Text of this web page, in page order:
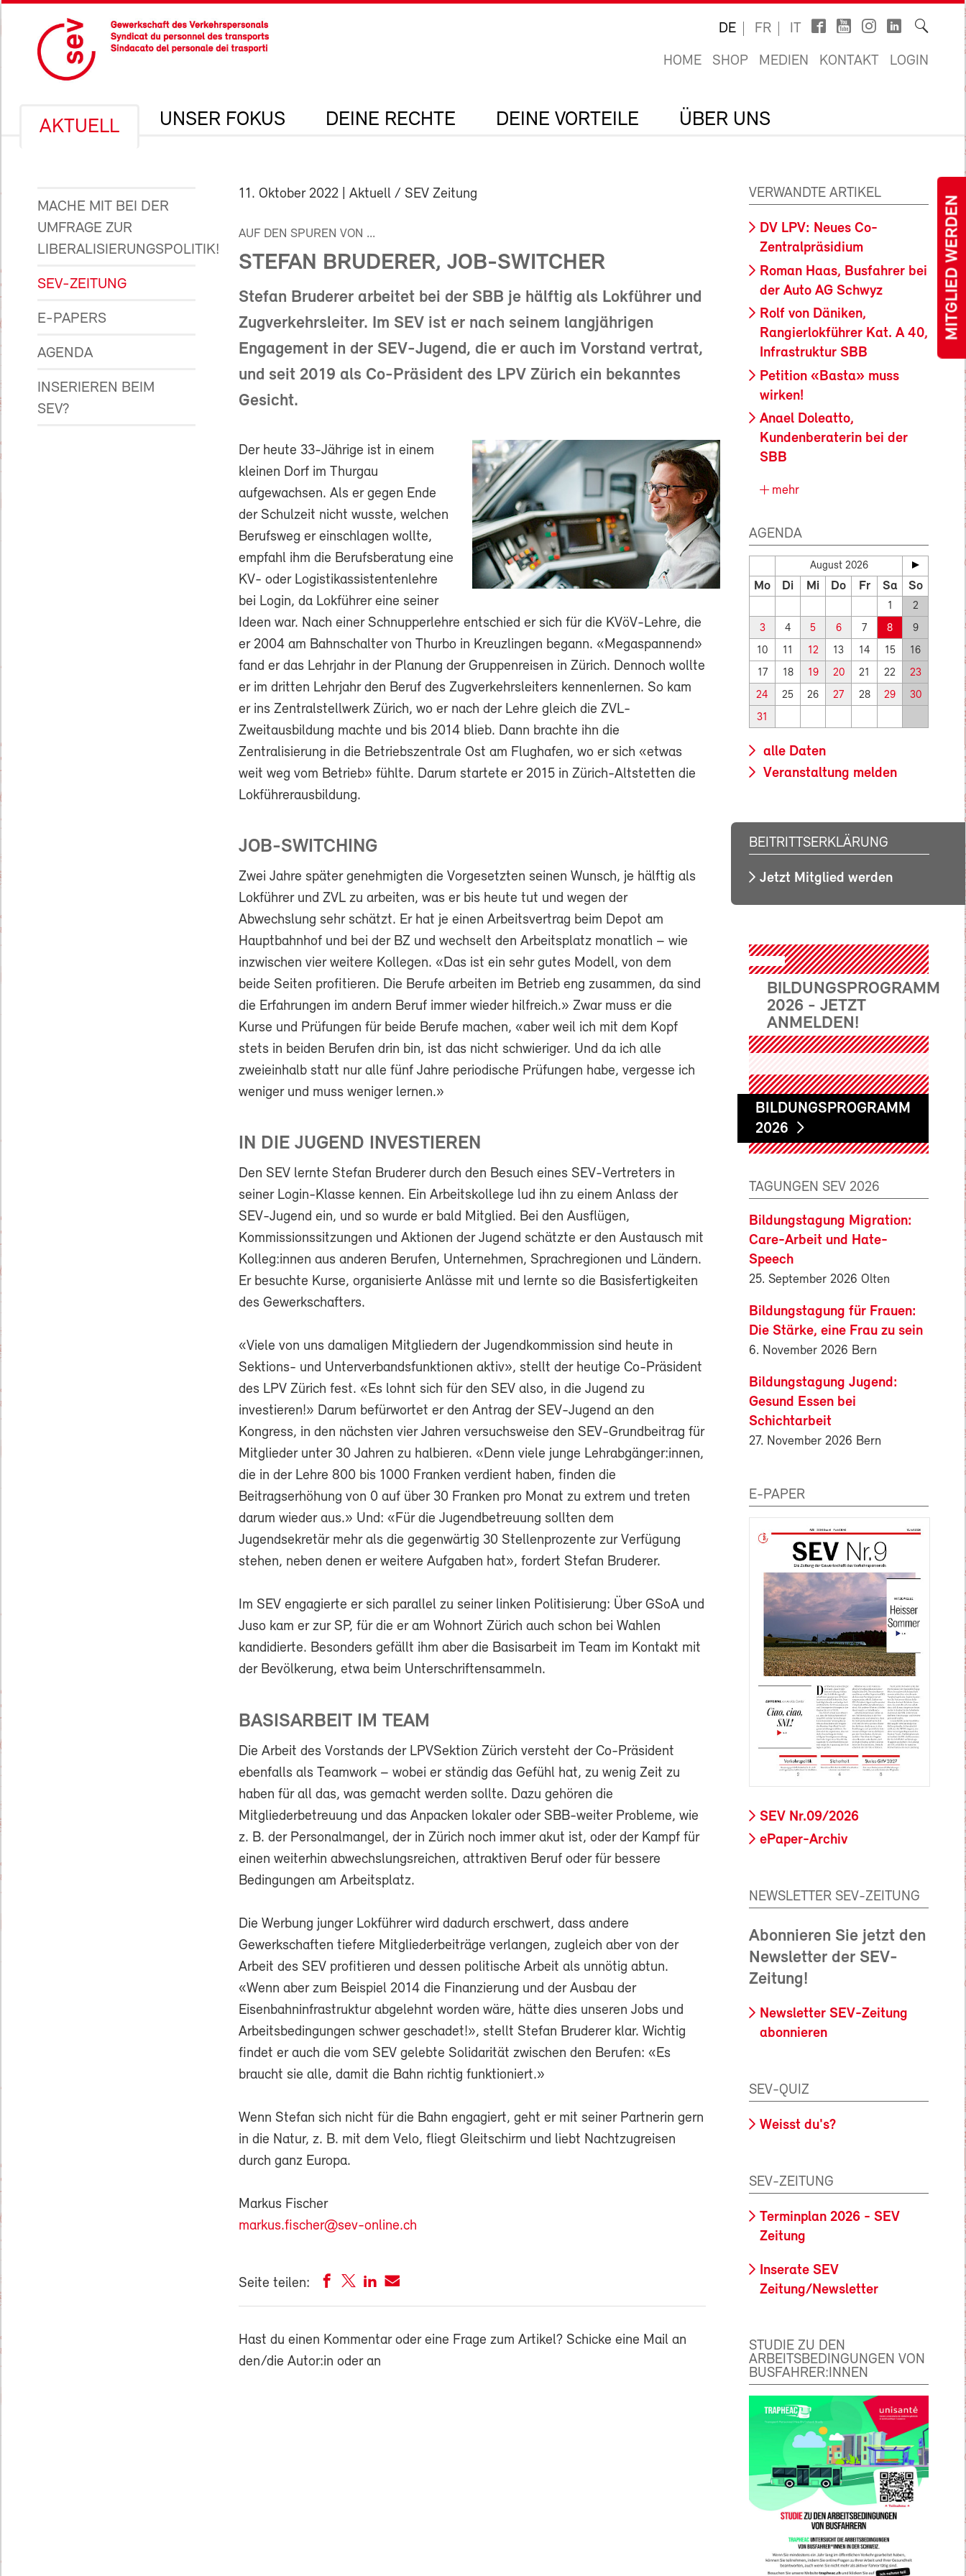
MITGLIED WERDEN
DE FR IT
HOME SHOP MEDIEN KONTAKT LOGIN
AKTUELL UNSER FOKUS DEINE RECHTE DEINE VORTEILE ÜBER UNS
MACHE MIT BEI DER
UMFRAGE ZUR
LIBERALISIERUNGSPOLITIK!
SEV-ZEITUNG
E-PAPERS
AGENDA
INSERIEREN BEIM
SEV?
11. Oktober 2022 | Aktuell / SEV Zeitung
AUF DEN SPUREN VON ...
STEFAN BRUDERER, JOB-SWITCHER
Stefan Bruderer arbeitet bei der SBB je hälftig als Lokführer und
Zugverkehrsleiter. Im SEV ist er nach seinem langjährigen
Engagement in der SEV-Jugend, die er auch im Vorstand vertrat,
und seit 2019 als Co-Präsident des LPV Zürich ein bekanntes
Gesicht.
Der heute 33-Jährige ist in einem
kleinen Dorf im Thurgau
aufgewachsen. Als er gegen Ende
der Schulzeit nicht wusste, welchen
Berufsweg er einschlagen wollte,
empfahl ihm die Berufsberatung eine
KV- oder Logistikassistentenlehre
bei Login, da Lokführer eine seiner
Ideen war. Nach einer Schnupperlehre entschied er sich für die KVöV-Lehre, die
er 2004 am Bahnschalter von Thurbo in Kreuzlingen begann. «Megaspannend»
fand er das Lehrjahr in der Planung der Gruppenreisen in Zürich. Dennoch wollte
er im dritten Lehrjahr den Beruf des Zugverkehrsleiters kennenlernen. So kam
er ins Zentralstellwerk Zürich, wo er nach der Lehre gleich die ZVL-
Zweitausbildung machte und bis 2014 blieb. Dann brachte ihn die
Zentralisierung in die Betriebszentrale Ost am Flughafen, wo er sich «etwas
weit weg vom Betrieb» fühlte. Darum startete er 2015 in Zürich-Altstetten die
Lokführerausbildung.
JOB-SWITCHING
Zwei Jahre später genehmigten die Vorgesetzten seinen Wunsch, je hälftig als
Lokführer und ZVL zu arbeiten, was er bis heute tut und wegen der
Abwechslung sehr schätzt. Er hat je einen Arbeitsvertrag beim Depot am
Hauptbahnhof und bei der BZ und wechselt den Arbeitsplatz monatlich – wie
inzwischen vier weitere Kollegen. «Das ist ein sehr gutes Modell, von dem
beide Seiten profitieren. Die Berufe arbeiten im Betrieb eng zusammen, da sind
die Erfahrungen im andern Beruf immer wieder hilfreich.» Zwar muss er die
Kurse und Prüfungen für beide Berufe machen, «aber weil ich mit dem Kopf
stets in beiden Berufen drin bin, ist das nicht schwieriger. Und da ich alle
zweieinhalb statt nur alle fünf Jahre periodische Prüfungen habe, vergesse ich
weniger und muss weniger lernen.»
IN DIE JUGEND INVESTIEREN
Den SEV lernte Stefan Bruderer durch den Besuch eines SEV-Vertreters in
seiner Login-Klasse kennen. Ein Arbeitskollege lud ihn zu einem Anlass der
SEV-Jugend ein, und so wurde er bald Mitglied. Bei den Ausflügen,
Kommissionssitzungen und Aktionen der Jugend schätzte er den Austausch mit
Kolleg:innen aus anderen Berufen, Unternehmen, Sprachregionen und Ländern.
Er besuchte Kurse, organisierte Anlässe mit und lernte so die Basisfertigkeiten
des Gewerkschafters.
«Viele von uns damaligen Mitgliedern der Jugendkommission sind heute in
Sektions- und Unterverbandsfunktionen aktiv», stellt der heutige Co-Präsident
des LPV Zürich fest. «Es lohnt sich für den SEV also, in die Jugend zu
investieren!» Darum befürwortet er den Antrag der SEV-Jugend an den
Kongress, in den nächsten vier Jahren versuchsweise den SEV-Grundbeitrag für
Mitglieder unter 30 Jahren zu halbieren. «Denn viele junge Lehrabgänger:innen,
die in der Lehre 800 bis 1000 Franken verdient haben, finden die
Beitragserhöhung von 0 auf über 30 Franken pro Monat zu extrem und treten
darum wieder aus.» Und: «Für die Jugendbetreuung sollten dem
Jugendsekretär mehr als die gegenwärtig 30 Stellenprozente zur Verfügung
stehen, neben denen er weitere Aufgaben hat», fordert Stefan Bruderer.
Im SEV engagierte er sich parallel zu seiner linken Politisierung: Über GSoA und
Juso kam er zur SP, für die er am Wohnort Zürich auch schon bei Wahlen
kandidierte. Besonders gefällt ihm aber die Basisarbeit im Team im Kontakt mit
der Bevölkerung, etwa beim Unterschriftensammeln.
BASISARBEIT IM TEAM
Die Arbeit des Vorstands der LPVSektion Zürich versteht der Co-Präsident
ebenfalls als Teamwork – wobei er ständig das Gefühl hat, zu wenig Zeit zu
haben für all das, was gemacht werden sollte. Dazu gehören die
Mitgliederbetreuung und das Anpacken lokaler oder SBB-weiter Probleme, wie
z. B. der Personalmangel, der in Zürich noch immer akut ist, oder der Kampf für
einen weiterhin abwechslungsreichen, attraktiven Beruf oder für bessere
Bedingungen am Arbeitsplatz.
Die Werbung junger Lokführer wird dadurch erschwert, dass andere
Gewerkschaften tiefere Mitgliederbeiträge verlangen, zugleich aber von der
Arbeit des SEV profitieren und dessen politische Arbeit als unnötig abtun.
«Wenn aber zum Beispiel 2014 die Finanzierung und der Ausbau der
Eisenbahninfrastruktur abgelehnt worden wäre, hätte dies unseren Jobs und
Arbeitsbedingungen schwer geschadet!», stellt Stefan Bruderer klar. Wichtig
findet er auch die vom SEV gelebte Solidarität zwischen den Berufen: «Es
braucht sie alle, damit die Bahn richtig funktioniert.»
Wenn Stefan sich nicht für die Bahn engagiert, geht er mit seiner Partnerin gern
in die Natur, z. B. mit dem Velo, fliegt Gleitschirm und liebt Nachtzugreisen
durch ganz Europa.
Markus Fischer
markus.fischer@sev-online.ch
Seite teilen:
Hast du einen Kommentar oder eine Frage zum Artikel? Schicke eine Mail an
den/die Autor:in oder an
VERWANDTE ARTIKEL
DV LPV: Neues Co-
Zentralpräsidium
Roman Haas, Busfahrer bei
der Auto AG Schwyz
Rolf von Däniken,
Rangierlokführer Kat. A 40,
Infrastruktur SBB
Petition «Basta» muss
wirken!
Anael Doleatto,
Kundenberaterin bei der
SBB
mehr
AGENDA
August 2026
Mo Di Mi Do Fr Sa So
1 2
3 4 5 6 7 8 9
10 11 12 13 14 15 16
17 18 19 20 21 22 23
24 25 26 27 28 29 30
31
alle Daten
Veranstaltung melden
BEITRITTSERKLÄRUNG
Jetzt Mitglied werden
BILDUNGSPROGRAMM
2026 - JETZT
ANMELDEN!
BILDUNGSPROGRAMM
2026
TAGUNGEN SEV 2026
Bildungstagung Migration:
Care-Arbeit und Hate-
Speech
25. September 2026 Olten
Bildungstagung für Frauen:
Die Stärke, eine Frau zu sein
6. November 2026 Bern
Bildungstagung Jugend:
Gesund Essen bei
Schichtarbeit
27. November 2026 Bern
E-PAPER
SEV Nr.09/2026
ePaper-Archiv
NEWSLETTER SEV-ZEITUNG
Abonnieren Sie jetzt den
Newsletter der SEV-
Zeitung!
Newsletter SEV-Zeitung
abonnieren
SEV-QUIZ
Weisst du's?
SEV-ZEITUNG
Terminplan 2026 - SEV
Zeitung
Inserate SEV
Zeitung/Newsletter
STUDIE ZU DEN
ARBEITSBEDINGUNGEN VON
BUSFAHRER:INNEN